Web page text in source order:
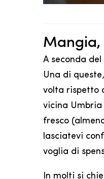
Mangia,
A seconda
Una di
volta rispetto
vicina Umbria
fresco
lasciatevi
voglia di
In molti si